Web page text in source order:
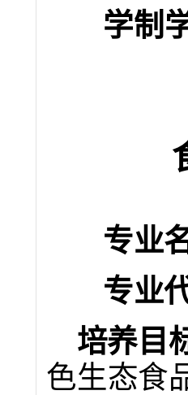
学制
专业
专业
培养目
色生态食